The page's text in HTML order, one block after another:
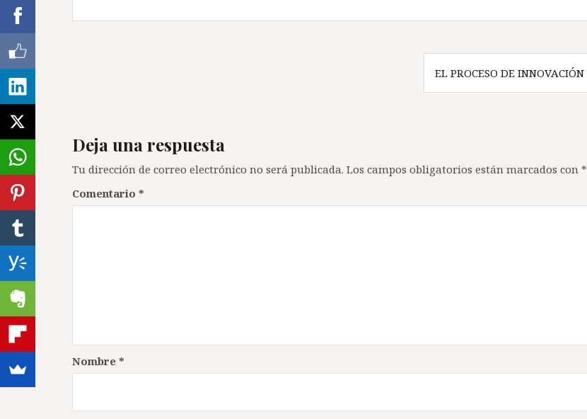
EL PROCESO DE INNOVACIÓN
Deja una respuesta
Tu dirección de correo electrónico no será publicada. Los campos obligatorios están marcados con *
Comentario *
Nombre *